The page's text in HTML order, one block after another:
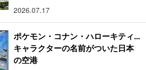
2026.07.17
ポケモン・コナン・ハローキティ...
キャラクターの名前がついた日本
の空港